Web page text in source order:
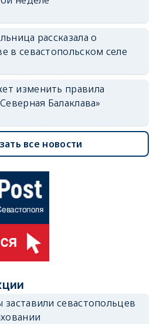
рассказала о
в севастопольском селе
изменить правила
Балаклава»
все новости
севастопольцев